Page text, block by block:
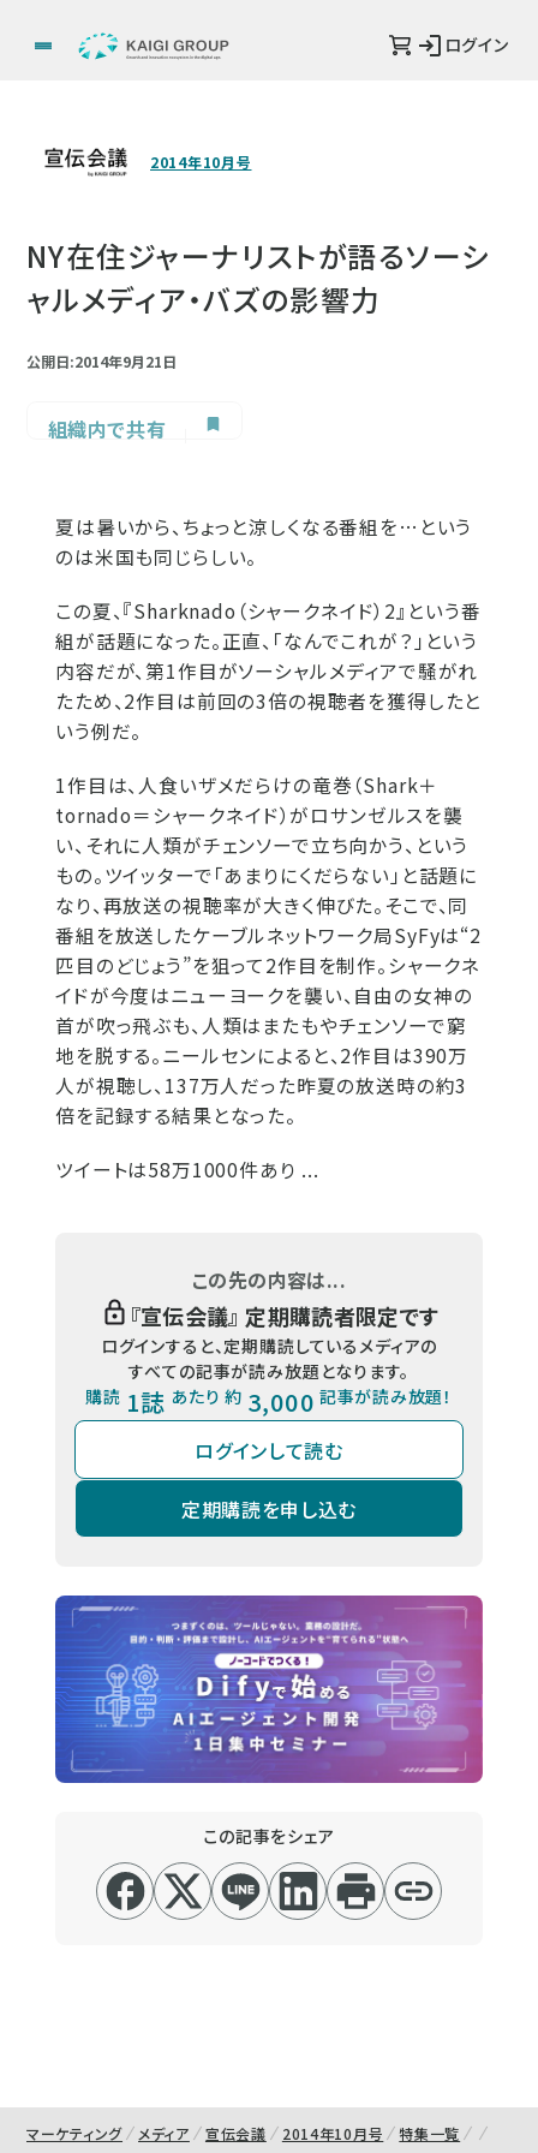
ログイン
2014年10月号
NY在住ジャーナリストが語るソーシ
ャルメディア・バズの影響力
公開日:2014年9月21日
組織内で共有
夏は暑いから、ちょっと涼しくなる番組を…という
のは米国も同じらしい。
この夏、『Sharknado（シャークネイド）2』という番
組が話題になった。正直、「なんでこれが？」という
内容だが、第1作目がソーシャルメディアで騒がれ
たため、2作目は前回の3倍の視聴者を獲得したと
いう例だ。
1作目は、人食いザメだらけの竜巻（Shark＋
tornado＝シャークネイド）がロサンゼルスを襲
い、それに人類がチェンソーで立ち向かう、という
もの。ツイッターで「あまりにくだらない」と話題に
なり、再放送の視聴率が大きく伸びた。そこで、同
番組を放送したケーブルネットワーク局SyFyは“2
匹目のどじょう”を狙って2作目を制作。シャークネ
イドが今度はニューヨークを襲い、自由の女神の
首が吹っ飛ぶも、人類はまたもやチェンソーで窮
地を脱する。ニールセンによると、2作目は390万
人が視聴し、137万人だった昨夏の放送時の約3
倍を記録する結果となった。
ツイートは58万1000件あり ...
この先の内容は...
『宣伝会議』 定期購読者限定です
ログインすると、定期購読しているメディアの
すべての記事が読み放題となります。
購読 1誌 あたり 約 3,000 記事が読み放題！
ログインして読む
定期購読を申し込む
この記事をシェア
マーケティング メディア 宣伝会議 2014年10月号 特集一覧